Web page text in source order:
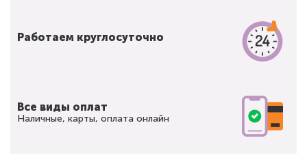
Работаем круглосуточно
Все виды оплат
Наличные, карты, оплата онлайн